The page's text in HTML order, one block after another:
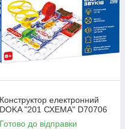
Конструктор електронний
DOKA "201 СХЕМА" D70706
Готово до відправки